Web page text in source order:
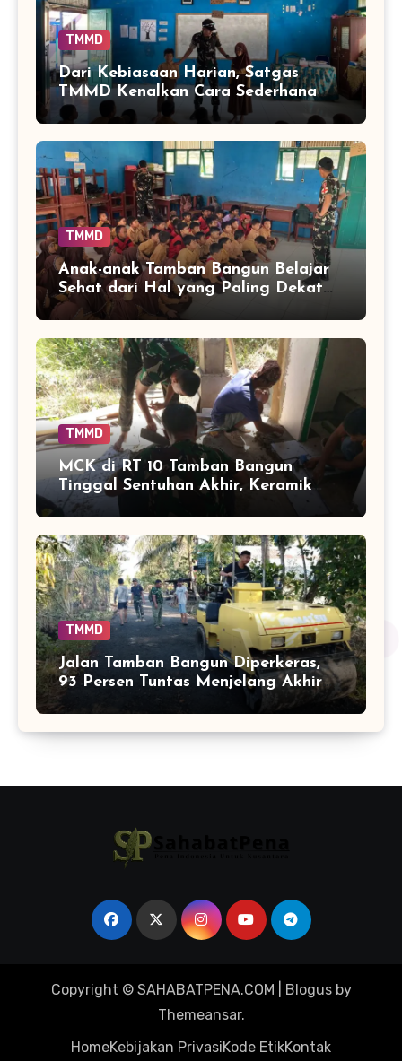
TMMD
Dari Kebiasaan Harian, Satgas
TMMD Kenalkan Cara Sederhana
Mencegah Penyakit Sejak Dini
TMMD
Anak-anak Tamban Bangun Belajar
Sehat dari Hal yang Paling Dekat
dengan Keseharian
TMMD
MCK di RT 10 Tamban Bangun
Tinggal Sentuhan Akhir, Keramik
Capai 75 Persen
TMMD
Jalan Tamban Bangun Diperkeras,
93 Persen Tuntas Menjelang Akhir
TMMD
Copyright © SAHABATPENA.COM Blogusby
Themeansar.
HomeKebijakan PrivasiKode EtikKontak